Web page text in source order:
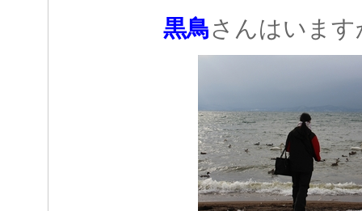
黒鳥さんはいま